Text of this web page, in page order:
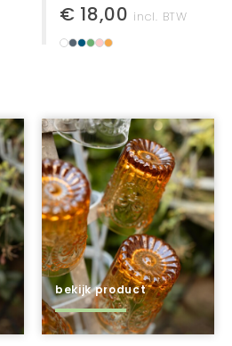
€ 18,00 incl. BTW
bekijk product